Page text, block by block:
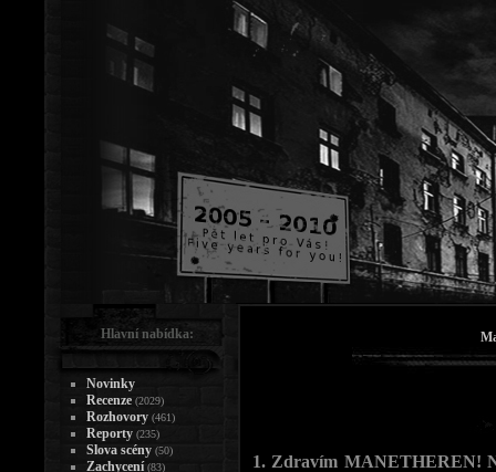
1. Zdravím MANETHEREN!
Hlavní nabídka:
Novinky
Recenze (2029)
Rozhovory (461)
Reporty (235)
Slova scény (50)
Zachycení (83)